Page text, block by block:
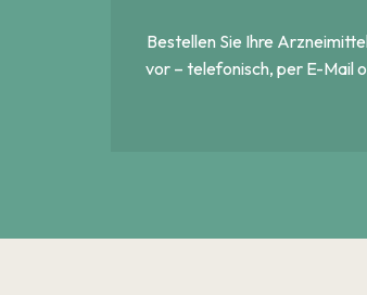
Bestellen Sie Ihre
vor – telefonisch, per E-Mail